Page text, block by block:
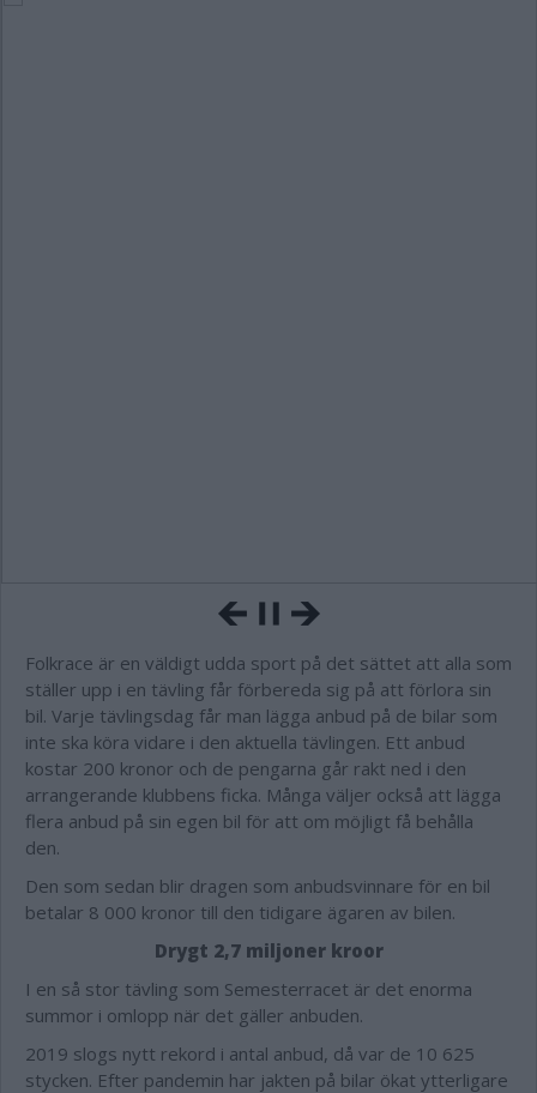
Folkrace är en väldigt udda sport på det sättet att alla som
ställer upp i en tävling får förbereda sig på att förlora sin
bil. Varje tävlingsdag får man lägga anbud på de bilar som
inte ska köra vidare i den aktuella tävlingen. Ett anbud
kostar 200 kronor och de pengarna går rakt ned i den
arrangerande klubbens ficka. Många väljer också att lägga
flera anbud på sin egen bil för att om möjligt få behålla
den.
Den som sedan blir dragen som anbudsvinnare för en bil
betalar 8 000 kronor till den tidigare ägaren av bilen.
Drygt 2,7 miljoner kroor
I en så stor tävling som Semesterracet är det enorma
summor i omlopp när det gäller anbuden.
2019 slogs nytt rekord i antal anbud, då var de 10 625
stycken. Efter pandemin har jakten på bilar ökat ytterligare